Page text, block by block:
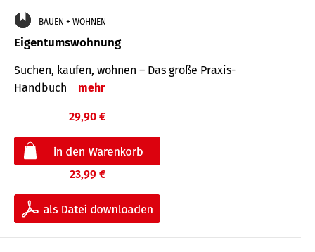
BAUEN + WOHNEN
Eigentumswohnung
Suchen, kaufen, wohnen – Das große Praxis-
Handbuch
mehr
29,90 €
23,99 €